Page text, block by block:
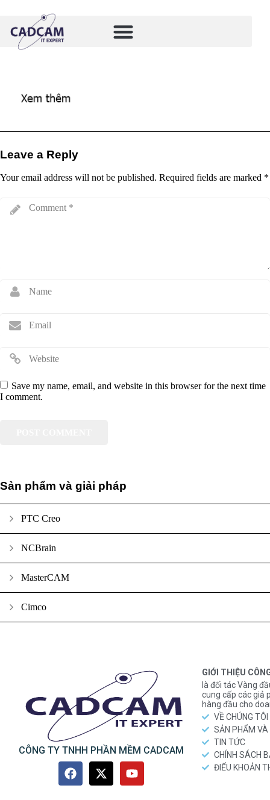
Leave a Reply
Your email address will not be published. Required fields are marked *
Save my name, email, and website in this browser for the next time
I comment.
Sản phẩm và giải pháp
PTC Creo
NCBrain
MasterCAM
Cimco
CÔNG TY TNHH PHẦN MỀM CADCAM
GIỚI THIỆU
là đối tác Vàng
cung cấp các giả
hàng đầu cho
VỀ CHÚNG TÔI
SẢN PHẨM VÀ
TIN TỨC
CHÍNH SÁCH
ĐIỂU KHOẢN